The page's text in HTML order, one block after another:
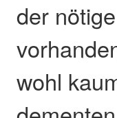
der
wohl